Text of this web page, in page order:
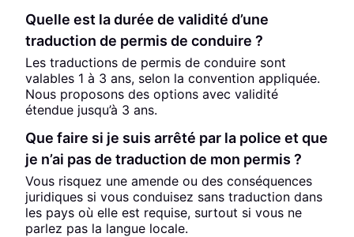
Quelle est la durée de validité d’une
traduction de permis de conduire ?
Les traductions de permis de conduire sont
valables 1 à 3 ans, selon la convention appliquée.
Nous proposons des options avec validité
étendue jusqu’à 3 ans.
Que faire si je suis arrêté par la police et que
je n’ai pas de traduction de mon permis ?
Vous risquez une amende ou des conséquences
juridiques si vous conduisez sans traduction dans
les pays où elle est requise, surtout si vous ne
parlez pas la langue locale.